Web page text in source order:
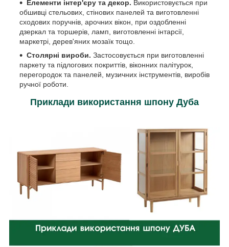
Елементи інтер'єру та декор. Використовується при
обшивці стельових, стінових панелей та виготовленні
сходових поручнів, арочних вікон, при оздобленні
дзеркал та торшерів, ламп, виготовленні інтарсії,
маркетрі, дерев'яних мозаїк тощо.
Столярні вироби. Застосовується при виготовленні
паркету та підлогових покриттів, віконних палітурок,
перегородок та панелей, музичних інструментів, виробів
ручної роботи.
Приклади використання шпону Дуба